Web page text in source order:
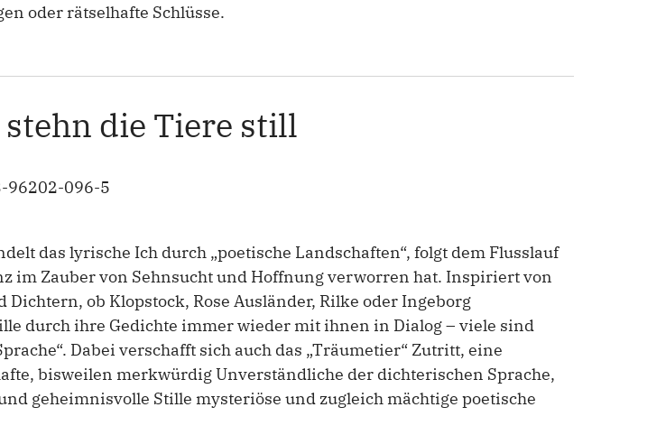
oder rätselhafte Schlüsse.
die Tiere still
96202-096-5
das lyrische Ich durch „poetische Landschaften“, folgt dem Flusslauf
im Zauber von Sehnsucht und Hoffnung verworren hat. Inspiriert von
ob Klopstock, Rose Ausländer, Rilke oder Ingeborg
durch ihre Gedichte immer wieder mit ihnen in Dialog – viele sind
Dabei verschafft sich auch das „Träumetier“ Zutritt, eine
bisweilen merkwürdig Unverständliche der dichterischen Sprache,
geheimnisvolle Stille mysteriöse und zugleich mächtige poetische